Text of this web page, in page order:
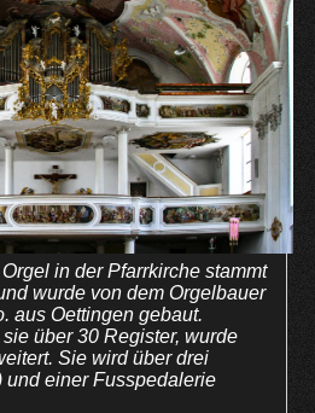
in der Pfarrkirche stammt
wurde von dem Orgelbauer
aus Oettingen gebaut.
über 30 Register, wurde
Sie wird über drei
und einer Fusspedalerie